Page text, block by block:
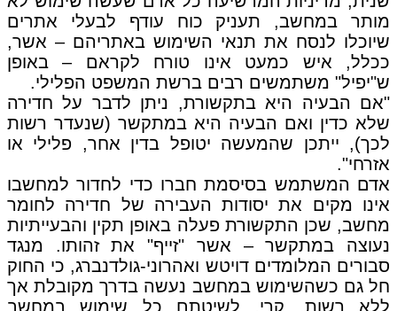
מותר במחשב, תעניק כוח עודף לבעלי אתרים
שיוכלו לנסח את תנאי השימוש באתריהם – אשר,
ככלל, איש כמעט אינו טורח לקראם – באופן
ש"יפיל" משתמשים רבים ברשת המשפט הפלילי.
"אם הבעיה היא בתקשורת, ניתן לדבר על חדירה
שלא כדין ואם הבעיה היא במתקשר (שנעדר רשות
לכך), ייתכן שהמעשה יטופל בדין אחר, פלילי או
אזרחי".
אדם המשתמש בסיסמת חברו כדי לחדור למחשבו
אינו מקים את יסודות העבירה של חדירה לחומר
מחשב, שכן התקשורת פעלה באופן תקין והבעייתיות
נעוצה במתקשר – אשר "זייף" את זהותו. מנגד
סבורים המלומדים דויטש ואהרוני-גולדנברג, כי החוק
חל גם כשהשימוש במחשב נעשה בדרך מקובלת אך
ללא רשות. קרי, לשיטתם כל שימוש במחשב